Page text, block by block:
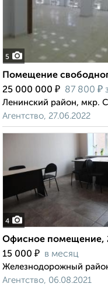
5
Помещение
25 000 000 ₽ 87 800 ₽
Ленинский район, мкр.
Агентство, 27.06.2022
4
Офисное помещение,
15 000 ₽ в месяц
Железнодорожный
Агентство, 06.08.2021